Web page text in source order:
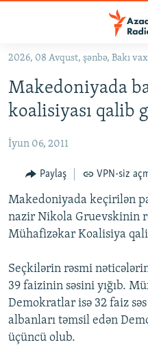
Əsas
qayıt
Əsas
naviqasiyaya
qayıt
KORRUPSIOMETR
#ƏSLINDƏ
FƏRQƏ BAX
QANUNI DOĞRU
ARAŞDIRMA
VIDEO
FOTOQALEREYA
İNFOQRAFIKA
RADIO ARXIV
OXU ZALI
AZƏRBAYCAN ƏDƏBIYYATI
HAQQIMIZDA
MISSIYAMIZ
BIZI IZLƏ
2026, 08 Avqust, şənbə, Bakı
Makedoniyada
koalisiyası qalib
İyun 06, 2011
Paylaş VPN-siz
Makedoniyada keçirilən
nazir Nikola Gruevskinin
Mühafizəkar Koalisiya
Seçkilərin rəsmi
39 faizinin səsini yığıb.
Demokratlar isə 32 faiz
albanları təmsil edən
üçüncü olub.